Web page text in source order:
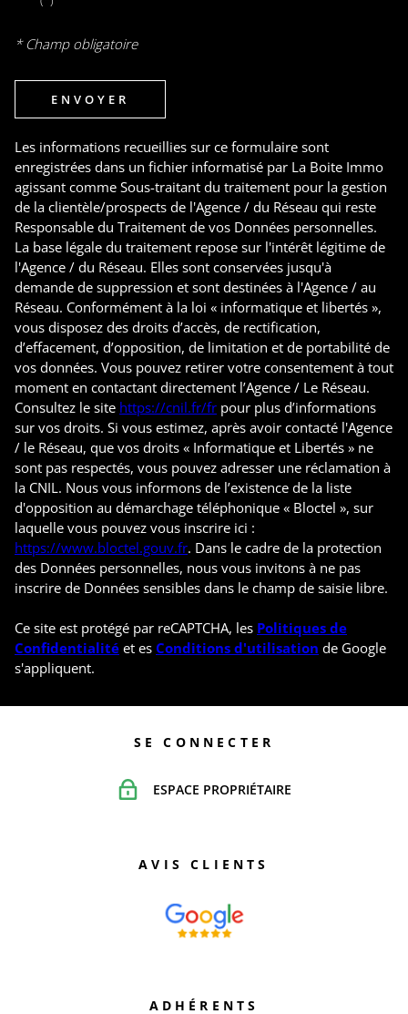
* Champ obligatoire
ENVOYER
Les informations recueillies sur ce formulaire sont
enregistrées dans un fichier informatisé par La Boite Immo
agissant comme Sous-traitant du traitement pour la gestion
de la clientèle/prospects de l'Agence / du Réseau qui reste
Responsable du Traitement de vos Données personnelles.
La base légale du traitement repose sur l'intérêt légitime de
l'Agence / du Réseau. Elles sont conservées jusqu'à
demande de suppression et sont destinées à l'Agence / au
Réseau. Conformément à la loi « informatique et libertés »,
vous disposez des droits d’accès, de rectification,
d’effacement, d’opposition, de limitation et de portabilité de
vos données. Vous pouvez retirer votre consentement à tout
moment en contactant directement l’Agence / Le Réseau.
Consultez le site https://cnil.fr/fr pour plus d’informations
sur vos droits. Si vous estimez, après avoir contacté l'Agence
/ le Réseau, que vos droits « Informatique et Libertés » ne
sont pas respectés, vous pouvez adresser une réclamation à
la CNIL. Nous vous informons de l’existence de la liste
d'opposition au démarchage téléphonique « Bloctel », sur
laquelle vous pouvez vous inscrire ici :
https://www.bloctel.gouv.fr. Dans le cadre de la protection
des Données personnelles, nous vous invitons à ne pas
inscrire de Données sensibles dans le champ de saisie libre.
Ce site est protégé par reCAPTCHA, les Politiques de
Confidentialité et es Conditions d'utilisation de Google
s'appliquent.
SE CONNECTER
ESPACE PROPRIÉTAIRE
AVIS CLIENTS
ADHÉRENTS